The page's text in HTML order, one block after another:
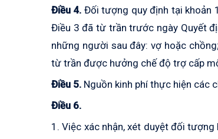
Điều 4. Đối tượng quy định tại khoản
Điều 3 đã từ trần trước ngày Quyết
những người sau đây: vợ hoặc
từ trần được hưởng chế độ trợ cấp
Điều 5. Nguồn kinh phí thực hiện các
Điều 6.
1. Việc xác nhận, xét duyệt đối